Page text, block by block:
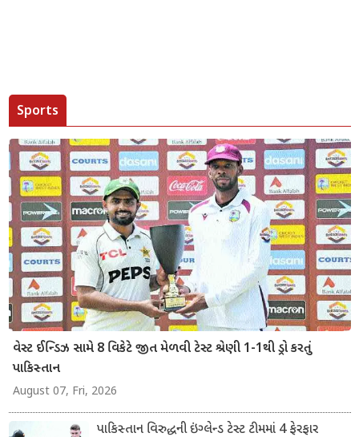
Sports
વેસ્ટ ઈન્ડિઝ સામે 8 વિકેટે જીત મેળવી ટેસ્ટ શ્રેણી 1-1થી ડ્રો કરતું
પાકિસ્તાન
August 07, Fri, 2026
પાકિસ્તાન વિરુદ્ધની ઇંગ્લેન્ડ ટેસ્ટ ટીમમાં 4 ફેરફાર